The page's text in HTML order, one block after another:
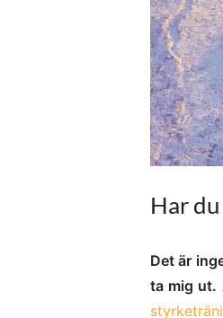
Har
Det är
ta mig ut.